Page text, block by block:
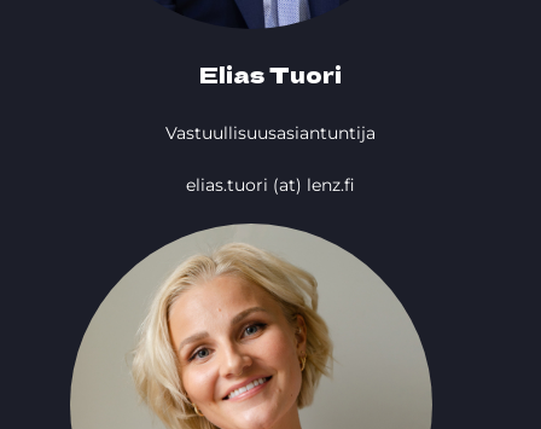
Elias Tuori
Vastuullisuusasiantuntija
elias.tuori (at) lenz.fi